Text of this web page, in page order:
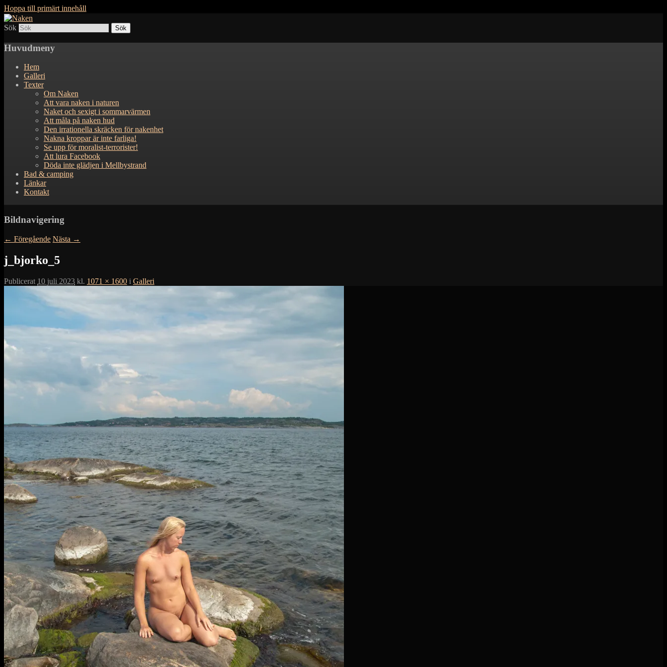
Hoppa till primärt innehåll
Naken
Sök
Huvudmeny
Hem
Galleri
Texter
Om Naken
Att vara naken i naturen
Naket och sexigt i sommarvärmen
Att måla på naken hud
Den irrationella skräcken för nakenhet
Nakna kroppar är inte farliga!
Se upp för moralist-terrorister!
Att lura Facebook
Döda inte glädjen i Mellbystrand
Bad & camping
Länkar
Kontakt
Bildnavigering
← Föregående Nästa →
j_bjorko_5
Publicerat 10 juli 2023 kl. 1071 × 1600 i Galleri